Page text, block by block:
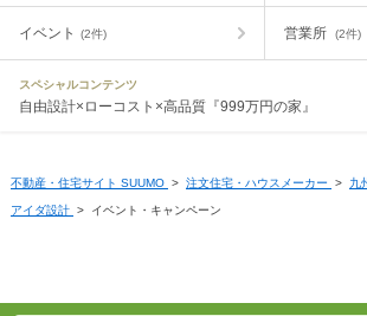
イベント (2件) 営業所 (2件)
スペシャルコンテンツ
自由設計×ローコスト×高品質『999万円の家』
不動産・住宅サイト SUUMO > 注文住宅・ハウスメーカー > 九
アイダ設計 > イベント・キャンペーン